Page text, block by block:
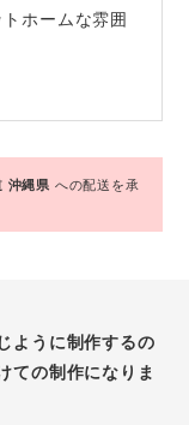
ホームな雰囲
沖縄県 への配送を承
ように制作するの
ての制作になりま